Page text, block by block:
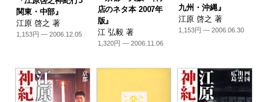
関東・中部』
江原 啓之 著
1,153円 — 2006.12.05
店のネタ本 2007年
版』
江 弘毅 著
1,320円 — 2006.11.06
九州・沖縄』
江原 啓之 著
1,153円 — 2006.06.30